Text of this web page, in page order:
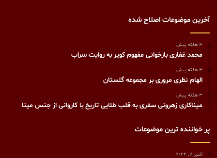
آخرین موضوعات اصلاح شده
3 هفته پیش
محمد غفاری بازخوانی مفهوم کویر به روایت سراب
3 هفته پیش
الهام نظری مروری بر مجموعه گلستان
3 هفته پیش
میناکاری زهرونی سفری به قلب طلایی تاریخ با کاروانی از جنس مینا
پر خواننده ترین موضوعات
اکتبر 7, 2024